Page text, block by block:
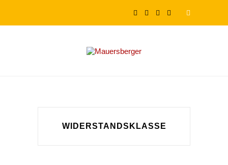
WIDERSTANDSKLASSE